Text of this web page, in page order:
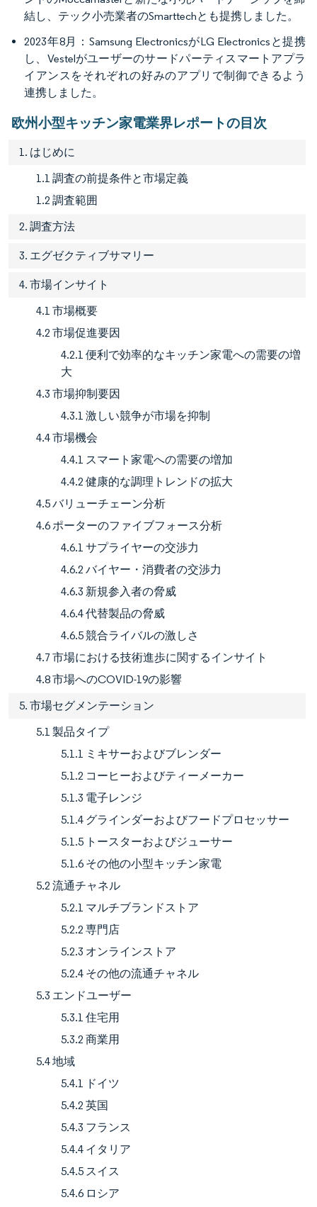
結し、テック小売業者のSmarttechとも提携しました。
2023年8月：Samsung ElectronicsがLG Electronicsと提携
し、Vestelがユーザーのサードパーティスマートアプラ
イアンスをそれぞれの好みのアプリで制御できるよう
連携しました。
欧州小型キッチン家電業界レポートの目次
1. はじめに
1.1 調査の前提条件と市場定義
1.2 調査範囲
2. 調査方法
3. エグゼクティブサマリー
4. 市場インサイト
4.1 市場概要
4.2 市場促進要因
4.2.1 便利で効率的なキッチン家電への需要の増
大
4.3 市場抑制要因
4.3.1 激しい競争が市場を抑制
4.4 市場機会
4.4.1 スマート家電への需要の増加
4.4.2 健康的な調理トレンドの拡大
4.5 バリューチェーン分析
4.6 ポーターのファイブフォース分析
4.6.1 サプライヤーの交渉力
4.6.2 バイヤー・消費者の交渉力
4.6.3 新規参入者の脅威
4.6.4 代替製品の脅威
4.6.5 競合ライバルの激しさ
4.7 市場における技術進歩に関するインサイト
4.8 市場へのCOVID-19の影響
5. 市場セグメンテーション
5.1 製品タイプ
5.1.1 ミキサーおよびブレンダー
5.1.2 コーヒーおよびティーメーカー
5.1.3 電子レンジ
5.1.4 グラインダーおよびフードプロセッサー
5.1.5 トースターおよびジューサー
5.1.6 その他の小型キッチン家電
5.2 流通チャネル
5.2.1 マルチブランドストア
5.2.2 専門店
5.2.3 オンラインストア
5.2.4 その他の流通チャネル
5.3 エンドユーザー
5.3.1 住宅用
5.3.2 商業用
5.4 地域
5.4.1 ドイツ
5.4.2 英国
5.4.3 フランス
5.4.4 イタリア
5.4.5 スイス
5.4.6 ロシア